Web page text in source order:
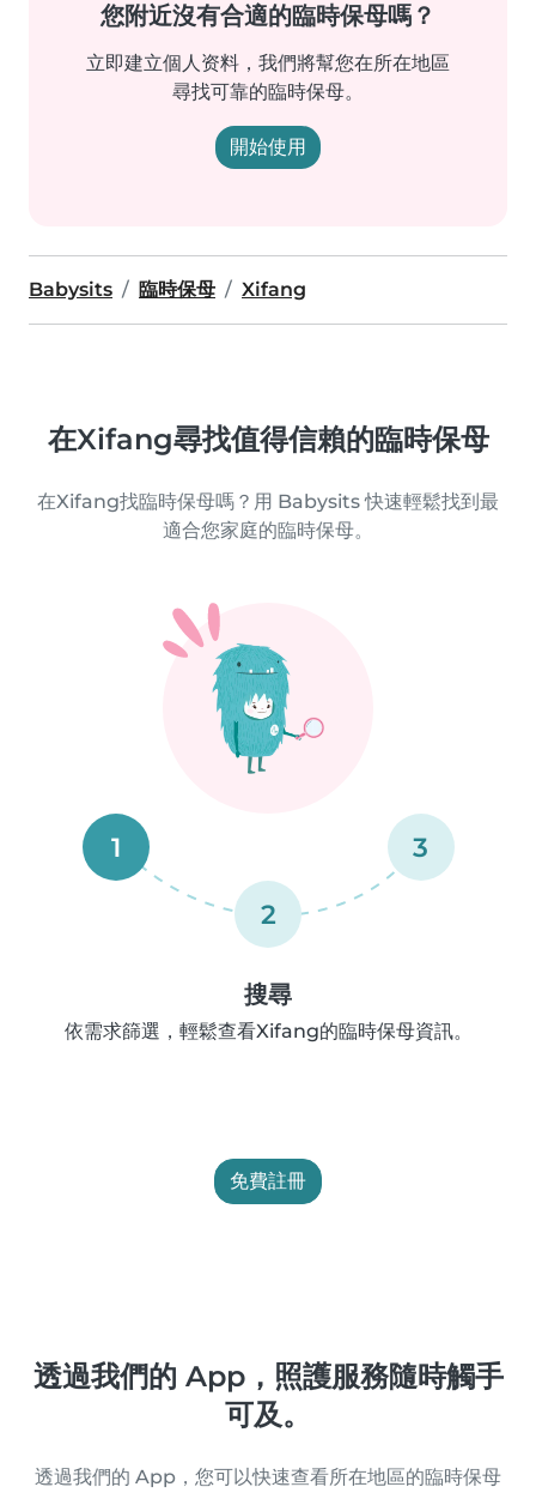
您附近沒有合適的臨時保母嗎？
立即建立個人资料，我們將幫您在所在地區
尋找可靠的臨時保母。
開始使用
Babysits 臨時保母 Xifang
在Xifang尋找值得信賴的臨時保母
在Xifang找臨時保母嗎？用 Babysits 快速輕鬆找到最
適合您家庭的臨時保母。
1
2
3
搜尋
依需求篩選，輕鬆查看Xifang的臨時保母資訊。
免費註冊
透過我們的 App，照護服務隨時觸手
可及。
透過我們的 App，您可以快速查看所在地區的臨時保母